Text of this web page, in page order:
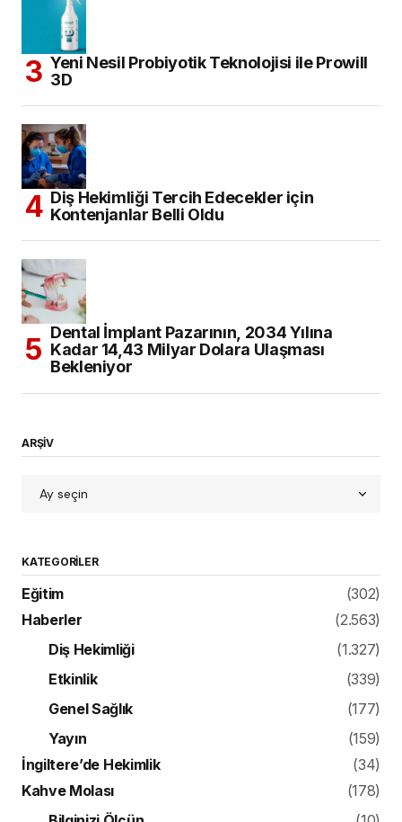
Yeni Nesil Probiyotik Teknolojisi ile Prowill
3D
Diş Hekimliği Tercih Edecekler için
Kontenjanlar Belli Oldu
Dental İmplant Pazarının, 2034 Yılına
Kadar 14,43 Milyar Dolara Ulaşması
Bekleniyor
ARŞİV
KATEGORILER
Eğitim
(302)
Haberler
(2.563)
Diş Hekimliği
(1.327)
Etkinlik
(339)
Genel Sağlık
(177)
Yayın
(159)
İngiltere’de Hekimlik
(34)
Kahve Molası
(178)